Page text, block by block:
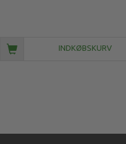
INDKØBSKURV